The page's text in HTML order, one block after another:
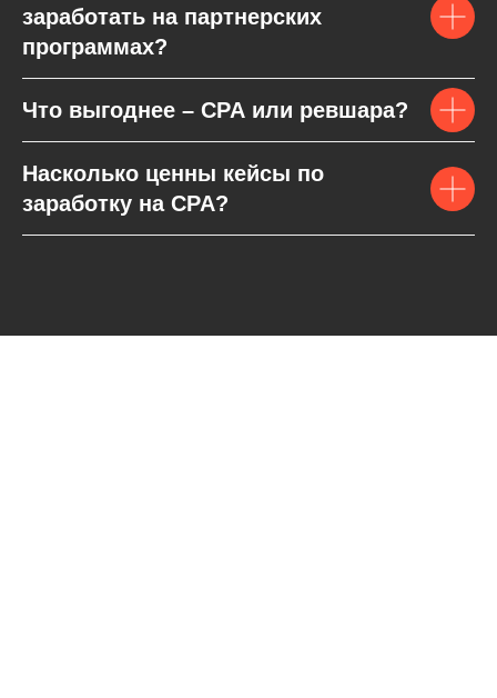
заработать на партнерских
программах?
Что выгоднее – CPA или ревшара?
Насколько ценны кейсы по
заработку на CPA?